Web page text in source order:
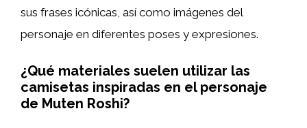
sus frases icónicas, así como imágenes del
personaje en diferentes poses y expresiones.
¿Qué materiales suelen utilizar las
camisetas inspiradas en el personaje
de Muten Roshi?